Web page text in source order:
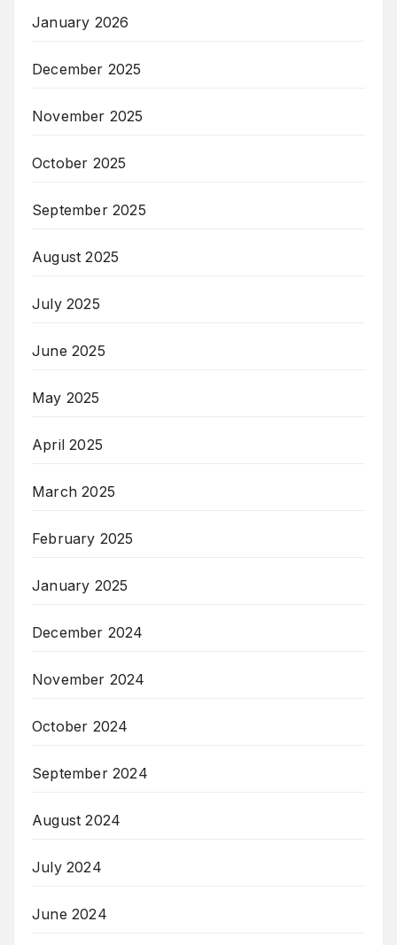
January 2026
December 2025
November 2025
October 2025
September 2025
August 2025
July 2025
June 2025
May 2025
April 2025
March 2025
February 2025
January 2025
December 2024
November 2024
October 2024
September 2024
August 2024
July 2024
June 2024